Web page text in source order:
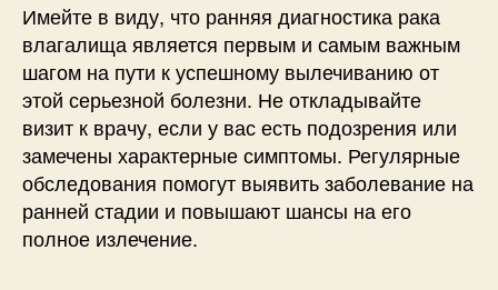
Имейте в виду, что ранняя диагностика рака
влагалища является первым и самым важным
шагом на пути к успешному вылечиванию от
этой серьезной болезни. Не откладывайте
визит к врачу, если у вас есть подозрения или
замечены характерные симптомы. Регулярные
обследования помогут выявить заболевание на
ранней стадии и повышают шансы на его
полное излечение.